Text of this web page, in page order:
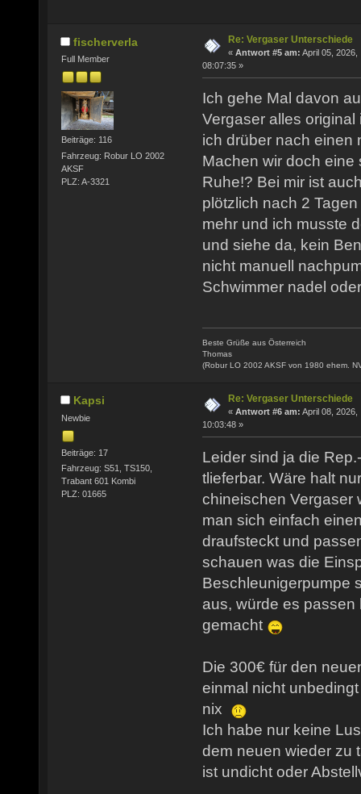
fischerverla
Full Member
Beiträge: 116
Fahrzeug: Robur LO 2002
AKSF
PLZ: A-3321
Re: Vergaser Unterschiede
« Antwort #5 am: April 05, 2026,
08:07:35 »
Ich gehe Mal davon
Vergaser alles
ich drüber nach einen
Machen wir doch
Ruhe!? Bei mir ist
plötzlich nach 2
mehr und ich musste
und siehe da, kein
nicht manuell
Schwimmer nadel
Beste Grüße aus Österreich
Thomas
(Robur LO 2002 AKSF von 1980 ehem.
Kapsi
Newbie
Beiträge: 17
Fahrzeug: S51, TS150,
Trabant 601 Kombi
PLZ: 01665
Re: Vergaser Unterschiede
« Antwort #6 am: April 08, 2026,
10:03:48 »
Leider sind ja die
tlieferbar. Wäre halt
chineischen Vergaser
man sich einfach
draufsteckt und
schauen was die
Beschleunigerpumpe
aus, würde es
gemacht
Die 300€ für den
einmal nicht
nix
Ich habe nur keine
dem neuen wieder zu
ist undicht oder